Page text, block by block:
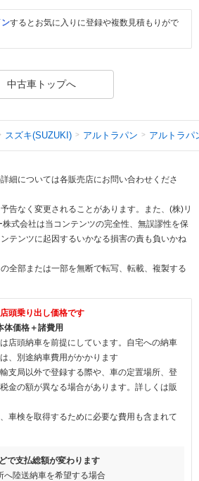
するとお気に入りに登録や複数見積もりがで
中古車トップへ
スズキ(SUZUKI) アルトラパン アルトラパ
細については各販売店にお問い合わせくださ
告なく変更されることがあります。また、(株)リ
式会社は当コンテンツの完全性、無誤謬性を保
テンツに起因するいかなる損害の責も負いかね
全部または一部を無断で転写、転載、複製する
頭乗り出し価格です
体価格＋諸費用
店頭納車を前提にしています。自宅への納車
、別途納車費用がかかります
支局以外で登録する際や、車の定置場所、登
金の額が異なる場合があります。詳しくは販
車検を取得するために必要な費用も含まれて
で支払総額が変わります
へ陸送納車を希望する場合